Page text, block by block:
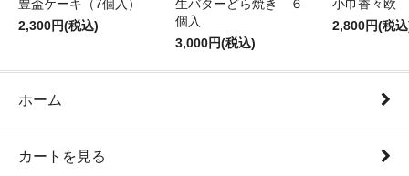
豊盃ケーキ（7個入）
2,300円(税込)
生バターどら焼き ６
個入
3,000円(税込)
小巾香々欧
2,800円(税
ホーム
カートを見る